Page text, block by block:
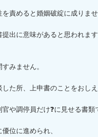
責めると婚姻破綻に成りませ
出に意味があると思われます
みません。
た所、上申書のことをおしえ
官や調停員だけ❓に見せる書
位に進められ、